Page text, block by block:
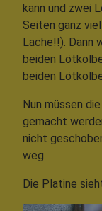
kann und zwei
Seiten ganz
Lache!!). Dann
beiden
beiden
Nun müssen
gemacht
nicht
weg.
Die Platine